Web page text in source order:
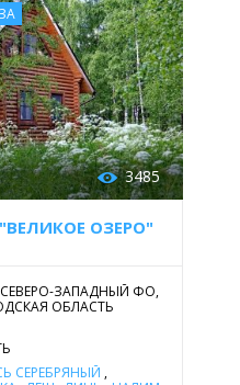
3485
ОЗЕРО"
ЗАПАДНЫЙ ФО,
ОБЛАСТЬ
СЕРЕБРЯНЫЙ ,